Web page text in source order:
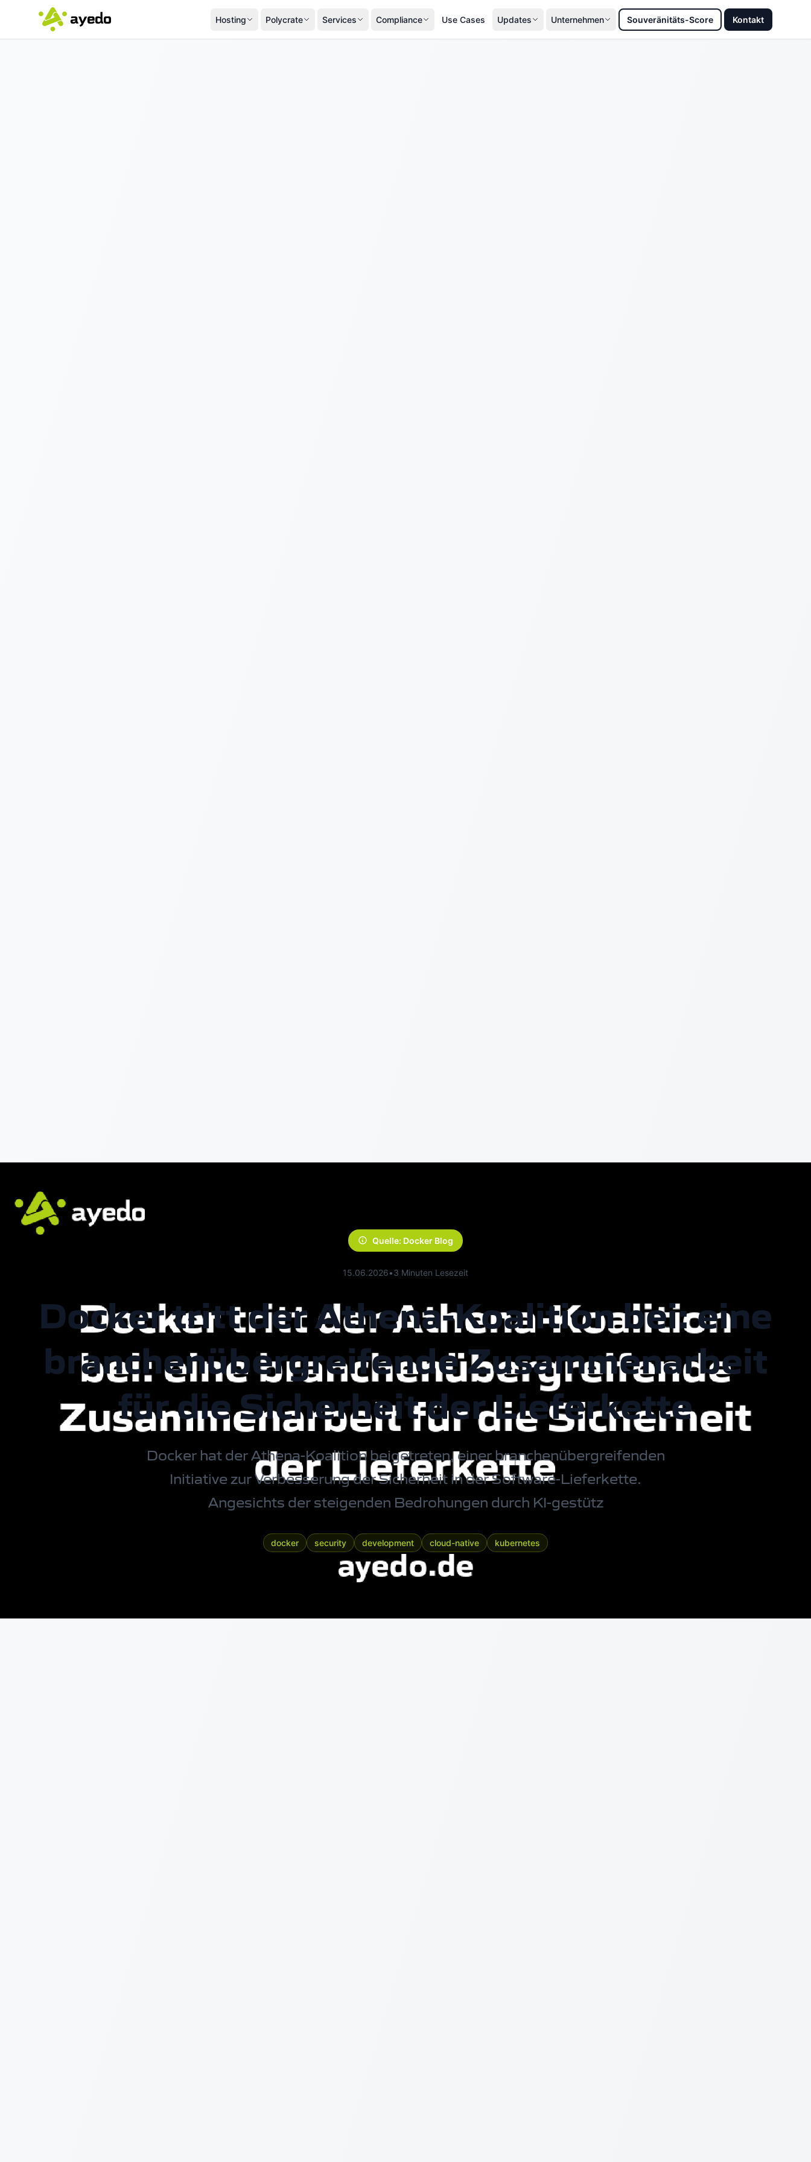
Hosting Polycrate Services Compliance Use Cases Updates Unternehmen Souveränitäts-Score Kontakt
Quelle: Docker Blog
15.06.2026•3 Minuten Lesezeit
Docker tritt der Athena-Koalition bei: eine
branchenübergreifende Zusammenarbeit
für die Sicherheit der Lieferkette
Docker hat der Athena-Koalition beigetreten, einer branchenübergreifenden
Initiative zur Verbesserung der Sicherheit in der Software-Lieferkette.
Angesichts der steigenden Bedrohungen durch KI-gestütz
docker security development cloud-native kubernetes